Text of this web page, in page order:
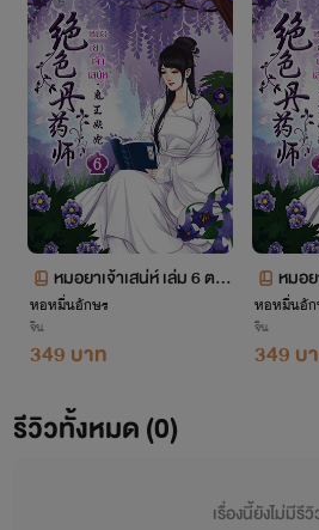
หมอยาเจ้าเสน่ห์ เล่ม 6 ตอ
นที่ 1192-1394
หอหมื่นอักษร
จีน
349 บาท
หมอย
นที่
หอหมื่นอัก
จีน
349 บ
รีวิวทั้งหมด (0)
เรื่องนี้ยังไม่มีรี